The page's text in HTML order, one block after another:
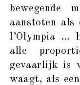
bewegende
aanstoten als
l’Olympia …
alle
gevaarlijk is
waagt, als